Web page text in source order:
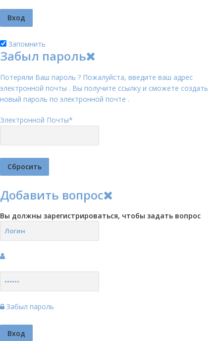
Запомнить
Забыл пароль
Потеряли Ваш пароль ? Пожалуйста, введите ваш адрес
электронной почты . Вы получите ссылку и сможете создать
новый пароль по электронной почте .
Электронной Почты*
Добавить вопрос
Вы должны зарегистрироваться, чтобы задать вопрос
Забыл пароль